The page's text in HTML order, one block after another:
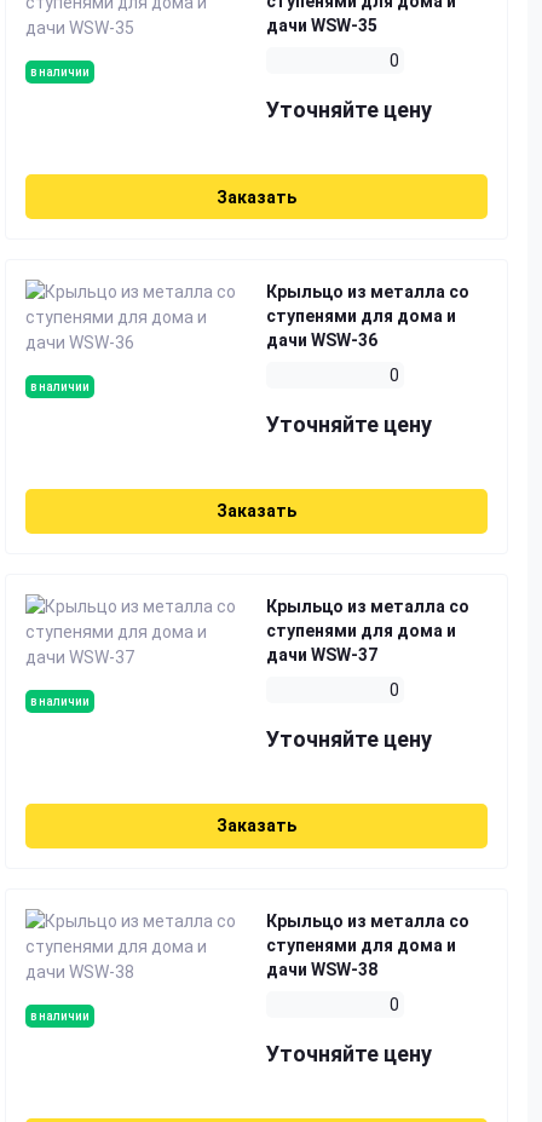
в наличии
дачи WSW-35
0
Уточняйте цену
Заказать
в наличии
Крыльцо из металла со
ступенями для дома и
дачи WSW-36
0
Уточняйте цену
Заказать
в наличии
Крыльцо из металла со
ступенями для дома и
дачи WSW-37
0
Уточняйте цену
Заказать
в наличии
Крыльцо из металла со
ступенями для дома и
дачи WSW-38
0
Уточняйте цену